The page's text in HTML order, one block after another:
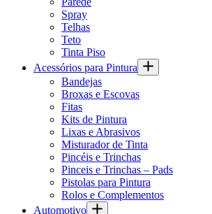
Spray
Telhas
Teto
Tinta Piso
Acessórios para Pintura
Bandejas
Broxas e Escovas
Fitas
Kits de Pintura
Lixas e Abrasivos
Misturador de Tinta
Pincéis e Trinchas
Pinceis e Trinchas – Pads
Pistolas para Pintura
Rolos e Complementos
Automotivo